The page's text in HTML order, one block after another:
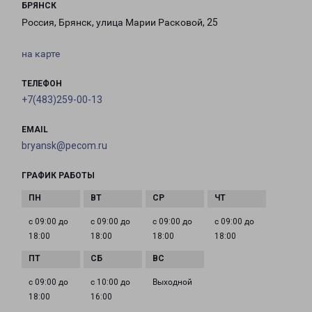
БРЯНСК
Россия, Брянск, улица Марии Расковой, 25
на карте
ТЕЛЕФОН
+7(483)259-00-13
EMAIL
bryansk@pecom.ru
ГРАФИК РАБОТЫ
с 09:00 до
18:00
с 09:00 до
18:00
с 09:00 до
18:00
с 09:00 до
18:00
с 09:00 до
18:00
с 10:00 до
16:00
Выходной